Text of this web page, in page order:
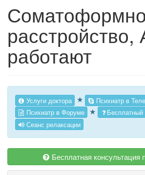
работают
Услуги доктора ★ Психиатр в
Психиатр в Форуме ★ Бесплатный
Сеанс релаксации
Бесплатная консультация